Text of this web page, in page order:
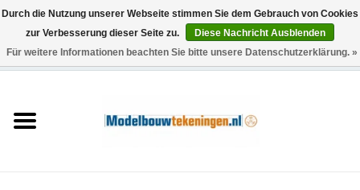
0 Artikel - €0,00
Schiffe
Durch die Nutzung unserer Webseite stimmen Sie dem Gebrauch von Cookies
zur Verbesserung dieser Seite zu.
Diese Nachricht Ausblenden
Für weitere Informationen beachten Sie bitte unsere Datenschutzerklärung. »